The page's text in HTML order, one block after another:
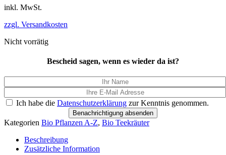
inkl. MwSt.
zzgl. Versandkosten
Nicht vorrätig
Bescheid sagen, wenn es wieder da ist?
Ich habe die Datenschutzerklärung zur Kenntnis genommen.
Benachrichtigung absenden
Kategorien Bio Pflanzen A-Z, Bio Teekräuter
Beschreibung
Zusätzliche Information